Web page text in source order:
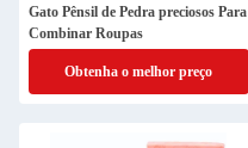
Gato Pênsil de Pedra preciosos Para
Combinar Roupas
Obtenha o melhor preço